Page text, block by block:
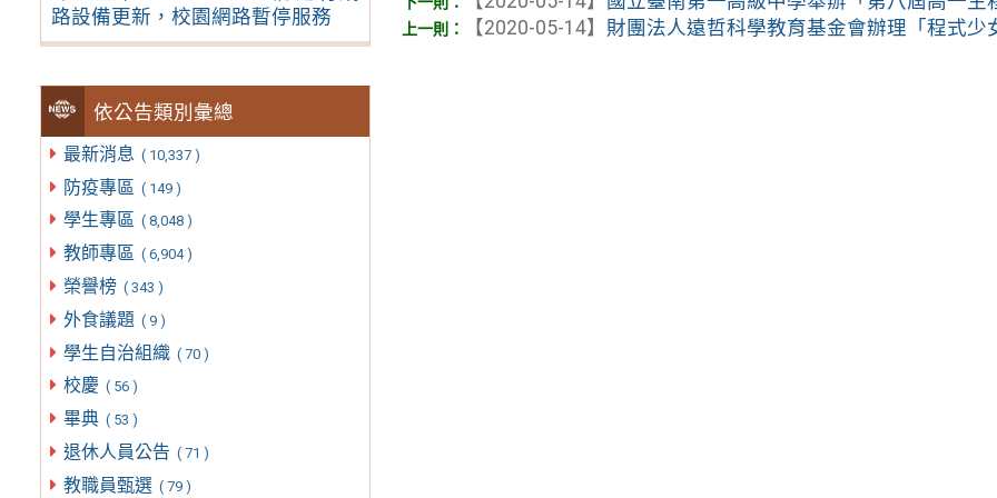
路設備更新，校園網路暫停服務
依公告類別彙總
最新消息 ( 10,337 )
防疫專區 ( 149 )
學生專區 ( 8,048 )
教師專區 ( 6,904 )
榮譽榜 ( 343 )
外食議題 ( 9 )
學生自治組織 ( 70 )
校慶 ( 56 )
畢典 ( 53 )
退休人員公告 ( 71 )
教職員甄選 ( 79 )
【2020-05-14】 財團法人遠哲科學教育基金會辦理「程式少